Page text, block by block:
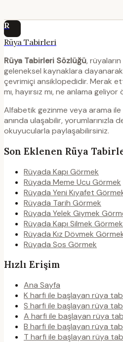
R
Rüya Tabirleri
Rüya Tabirleri Sözlüğü, rüyaların
geleneksel kaynaklara
çevrimiçi ansiklopedidir. Merak
mı, hayırsız mı, ne anlama geliyor
Alfabetik gezinme veya arama
anında ulaşabilir, yorumlarınızla
okuyucularla paylaşabilirsiniz.
Son Eklenen Rüya
Rüyada Kapı Görmek
Rüyada Meme Ucu Görmek
Rüyada Yeni Kıyafet
Rüyada Tarih Görmek
Rüyada Yelek Giymek
Rüyada Kapı Silmek Görmek
Rüyada Kız Dövmek
Rüyada Sos Görmek
Hızlı Erişim
Ana Sayfa
K harfi ile başlayan rüya
S harfi ile başlayan rüya
A harfi ile başlayan rüya
B harfi ile başlayan rüya
T harfi ile başlayan rüya